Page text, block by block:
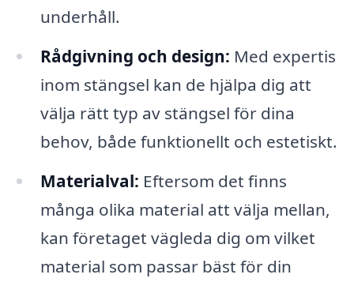
underhåll.
Rådgivning och design: Med expertis
inom stängsel kan de hjälpa dig att
välja rätt typ av stängsel för dina
behov, både funktionellt och estetiskt.
Materialval: Eftersom det finns
många olika material att välja mellan,
kan företaget vägleda dig om vilket
material som passar bäst för din